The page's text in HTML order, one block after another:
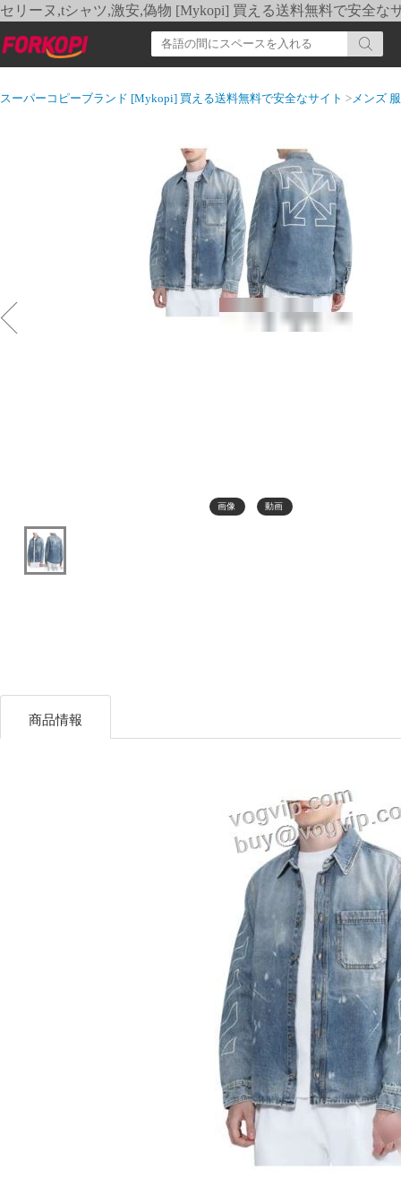
セリーヌ,tシャツ,激安,偽物 [Mykopi] 買える送料無料で安全な
スーパーコピーブランド [Mykopi] 買える送料無料で安全なサイト >メンズ 服
画像 動画
商品情報